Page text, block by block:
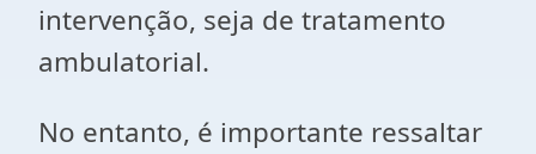
intervenção, seja de tratamento
ambulatorial.
No entanto, é importante ressaltar